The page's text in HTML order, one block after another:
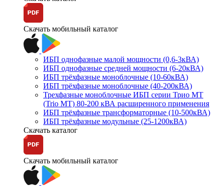
Скачать мобильный каталог
ИБП однофазные малой мощности (0,6-3кВА)
ИБП однофазные средней мощности (6-20кВА)
ИБП трёхфазные моноблочные (10-60кВА)
ИБП трёхфазные моноблочные (40-200кВА)
Трехфазные моноблочные ИБП серии Трио МТ
(Trio MT) 80-200 кВА расширенного применения
ИБП трёхфазные трансформаторные (10-500кВА)
ИБП трёхфазные модульные (25-1200кВА)
Скачать каталог
Скачать мобильный каталог